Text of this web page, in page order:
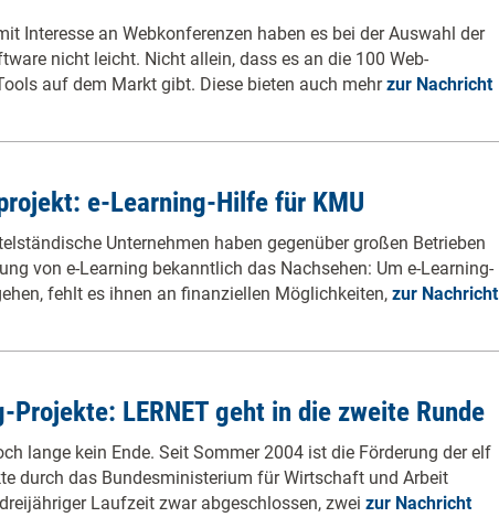
Interesse an Webkonferenzen haben es bei der Auswahl der
nicht leicht. Nicht allein, dass es an die 100 Web-
auf dem Markt gibt. Diese bieten auch mehrzur Nachricht
e-Learning-Hilfe für KMU
Unternehmen haben gegenüber großen Betrieben
von e-Learning bekanntlich das Nachsehen: Um e-Learning-
fehlt es ihnen an finanziellen Möglichkeiten, zur Nachricht
Projekte: LERNET geht in die zweite Runde
lange kein Ende. Seit Sommer 2004 ist die Förderung der elf
durch das Bundesministerium für Wirtschaft und Arbeit
Laufzeit zwar abgeschlossen, zwei zur Nachricht